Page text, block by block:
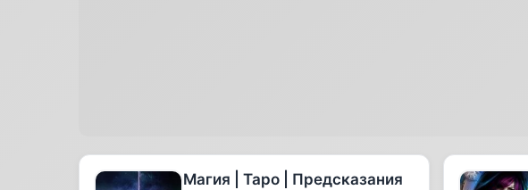
Магия | Таро | Предсказания